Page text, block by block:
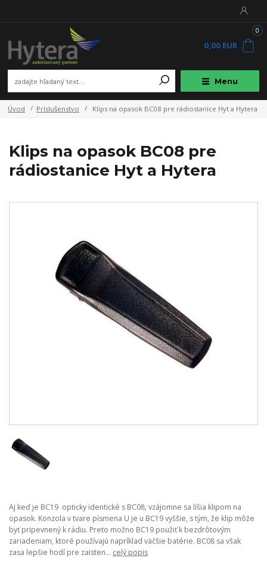
Menu
0
0,00 EUR
Úvod Príslušenstvo Klips na opasok BC08 pre rádiostanice Hyt a Hytera
Klips na opasok BC08 pre
rádiostanice Hyt a Hytera
Aj keď je BC19 opticky identické s BC08, vzájomne sa líšia klipom na
opasok. Konzola v tvare písmena U je u BC19 vyššie, s tým, že klip môže
byť pripevnený k rádiu. Preto možno BC19 použiť k bezdrôtovým
zariadeniam, ktoré používajú napríklad väčšie batérie. BC08 sa však
zasa lepšie hodí pre zaisten... celý popis